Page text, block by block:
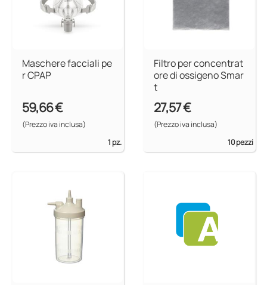
Maschere facciali pe
r CPAP
59,66 €
(Prezzo iva inclusa)
1 pz.
Filtro per concentrat
ore di ossigeno Smar
t
27,57 €
(Prezzo iva inclusa)
10 pezzi